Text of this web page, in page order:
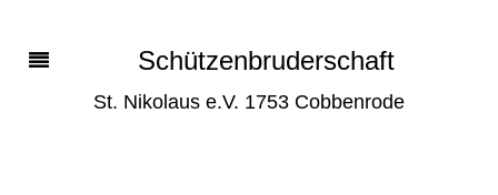
Schützenbruderschaft
St. Nikolaus e.V. 1753 Cobbenrode